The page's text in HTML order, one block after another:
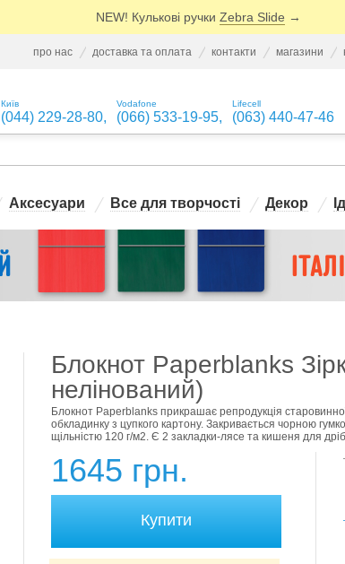
NEW! Кулькові ручки Zebra Slide →
про нас доставка та оплата контакти магазини
Київ
(044) 229-28-80,
Vodafone
(066) 533-19-95,
Lifecell
(063) 440-47-46
Аксесуари Все для творчості Декор
Блокнот Paperblanks
нелінований)
Блокнот Paperblanks прикрашає репродукція старовинної
обкладинку з цупкого картону. Закривається чорною
щільністю 120 г/м2. Є 2 закладки-лясе та кишеня для
1645 грн.